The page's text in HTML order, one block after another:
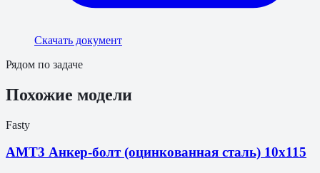
Скачать документ
Рядом по задаче
Похожие модели
Fasty
АМТ3 Анкер-болт (оцинкованная сталь) 10х115